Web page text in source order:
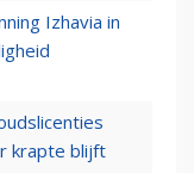
Izhavia in
krapte blijft